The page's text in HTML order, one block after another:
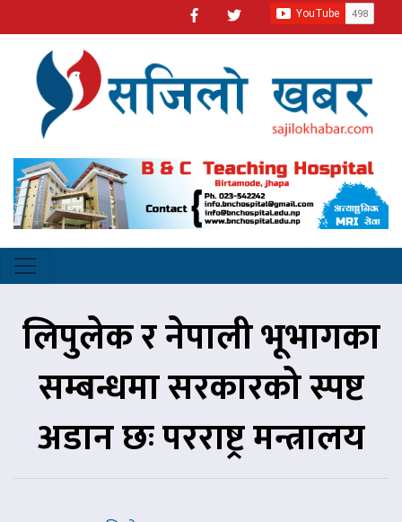
लिपुलेक र नेपाली भूभागका
सम्बन्धमा सरकारको स्पष्ट
अडान छः परराष्ट्र मन्त्रालय